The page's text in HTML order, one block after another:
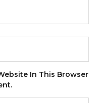
In This Browser